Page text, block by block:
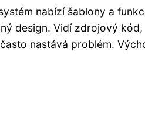
nabízí šablony a
design. Vidí zdrojový kód,
nastává problém.